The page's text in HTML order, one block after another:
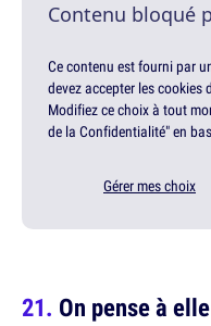
Contenu bloqué
Ce contenu est fourni par
devez accepter les
Modifiez ce choix à tout
de la Confidentialité" en
Gérer mes choix
On pense à elle